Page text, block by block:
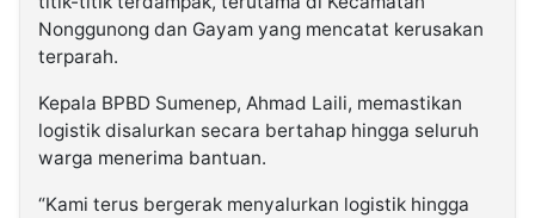
Nonggunong dan Gayam yang mencatat kerusakan
terparah.
Kepala BPBD Sumenep, Ahmad Laili, memastikan
logistik disalurkan secara bertahap hingga seluruh
warga menerima bantuan.
“Kami terus bergerak menyalurkan logistik hingga